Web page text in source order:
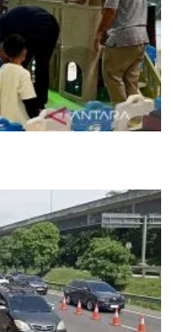
nyaman dalam periode